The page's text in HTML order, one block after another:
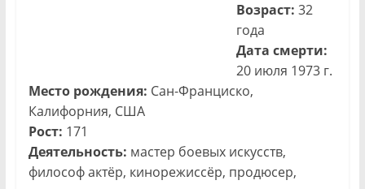
Возраст: 32
года
Дата смерти:
20 июля 1973 г.
Место рождения: Сан-Франциско,
Калифорния, США
Рост: 171
Деятельность: ​мастер боевых искусств,
философ актёр, кинорежиссёр, продюсер,